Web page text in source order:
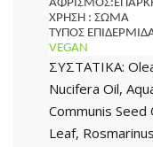
ΧΡΗΣΗ : ΣΩΜΑ
ΤΥΠΟΣ
VEGAN
ΣΥΣΤΑΤΙΚΑ:
Nucifera Oil,
Communis Seed
Leaf,